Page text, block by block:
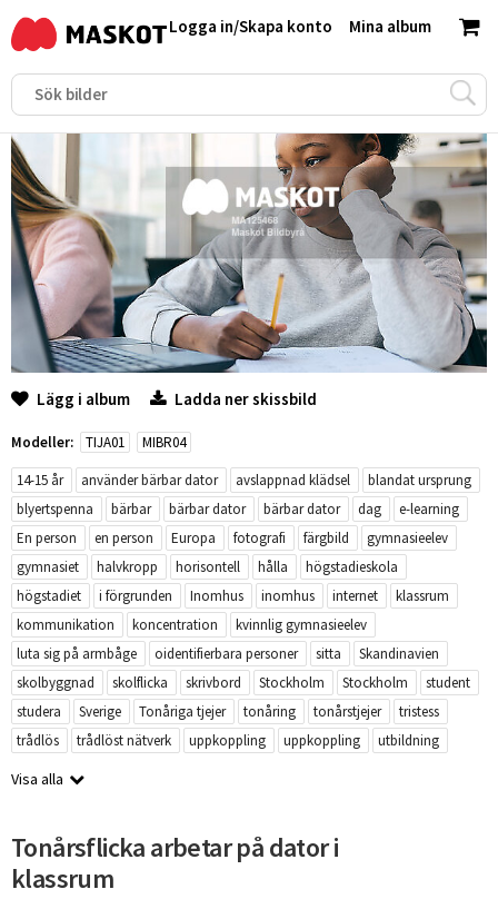
Mina album
Logga in/Skapa konto
Lägg i album Ladda ner skissbild
Modeller: TIJA01
MIBR04
14-15 år
använder bärbar dator avslappnad klädsel
blandat ursprung
blyertspenna
bärbar bärbar dator bärbar dator dag
e-learning
En person
en person Europa fotografi färgbild
gymnasieelev
gymnasiet
halvkropp horisontell hålla
högstadieskola
högstadiet
i förgrunden Inomhus inomhus internet
klassrum
kommunikation
koncentration
kvinnlig gymnasieelev
luta sig på armbåge
oidentifierbara personer sitta
Skandinavien
skolbyggnad
skolflicka skrivbord Stockholm Stockholm
student
studera
Sverige Tonåriga tjejer tonåring tonårstjejer
tristess
trådlös
trådlöst nätverk uppkoppling uppkoppling utbildning
Visa alla
Tonårsflicka arbetar på dator i
klassrum